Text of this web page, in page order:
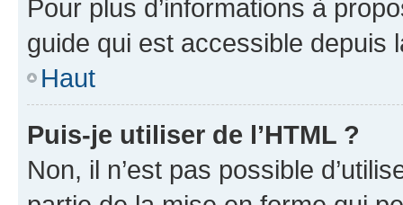
Pour plus d’informations à
guide qui est accessible depuis
Haut
Puis-je utiliser de l’HTML ?
Non, il n’est pas possible